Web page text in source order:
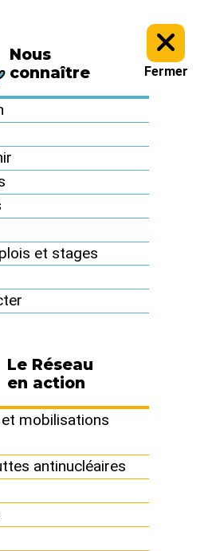
Nous
connaître
et stages
Le Réseau
en action
mobilisations
antinucléaires
Fermer
et analyses >
et
militant·es